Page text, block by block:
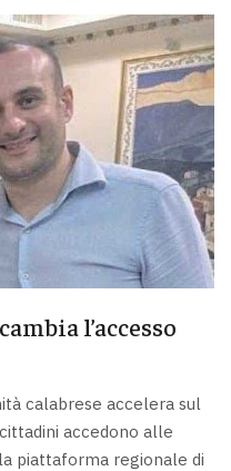
l’accesso
calabrese accelera sul
accedono alle
piattaforma regionale di